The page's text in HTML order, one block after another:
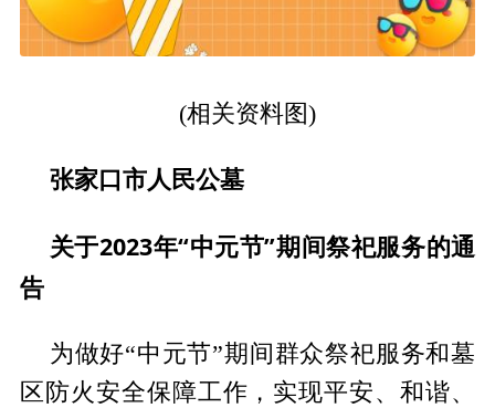
(相关资料图)
张家口市人民公墓
关于2023年“中元节”期间祭祀服务的通
告
为做好“中元节”期间群众祭祀服务和墓
区防火安全保障工作，实现平安、和谐、